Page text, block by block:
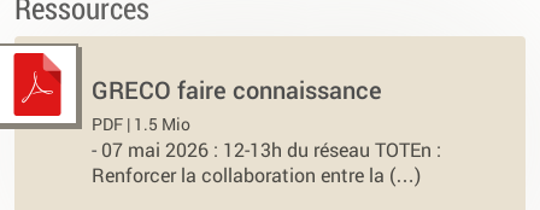
GRECO faire connaissance
PDF | 1.5 Mio
- 07 mai 2026 : 12-13h du réseau TOTEn :
Renforcer la collaboration entre la (…)